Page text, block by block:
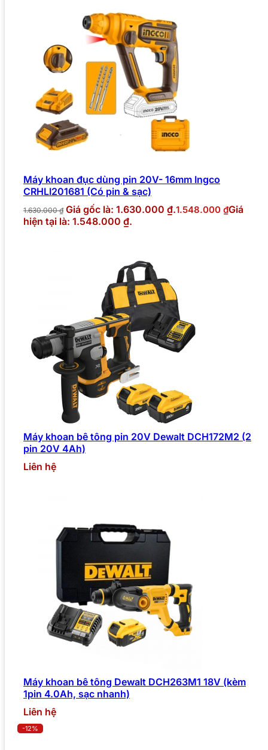
Máy khoan đục dùng pin 20V- 16mm Ingco
CRHLI201681 (Có pin & sạc)
1.630.000₫ Giá gốc là: 1.630.000 ₫.1.548.000 ₫Giá
hiện tại là: 1.548.000 ₫.
Máy khoan bê tông pin 20V Dewalt DCH172M2 (2
pin 20V 4Ah)
Liên hệ
Máy khoan bê tông Dewalt DCH263M1 18V (kèm
1pin 4.0Ah, sạc nhanh)
Liên hệ
-12%